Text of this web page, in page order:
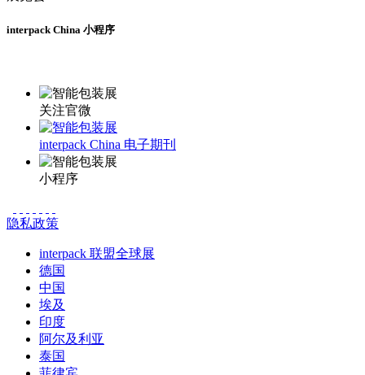
interpack China 小程序
关注官微
interpack China 电子期刊
小程序
隐私政策
interpack 联盟全球展
德国
中国
埃及
印度
阿尔及利亚
泰国